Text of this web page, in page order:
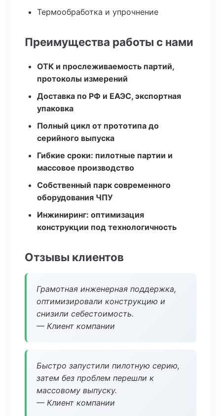
Термообработка и упрочнение
Преимущества работы с нами
ОТК и прослеживаемость партий,
протоколы измерений
Доставка по РФ и ЕАЭС, экспортная
упаковка
Полный цикл от прототипа до
серийного выпуска
Гибкие сроки: пилотные партии и
массовое производство
Собственный парк современного
оборудования ЧПУ
Инжиниринг: оптимизация
конструкции под технологичность
Отзывы клиентов
Грамотная инженерная поддержка,
оптимизировали конструкцию и
снизили себестоимость.
— Клиент компании
Быстро запустили пилотную серию,
затем без проблем перешли к
массовому выпуску.
— Клиент компании